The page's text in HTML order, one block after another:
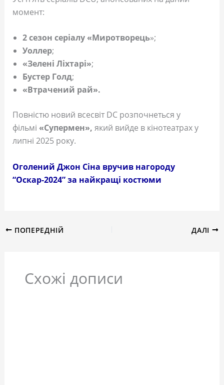
момент:
2 сезон серіалу «Миротворець»;
Уоллер;
«Зелені Ліхтарі»;
Бустер Голд;
«Втрачений рай».
Повністю новий всесвіт DC розпочнеться у
фільмі «Супермен», який вийде в кінотеатрах у
липні 2025 року.
Оголений Джон Сіна вручив нагороду
“Оскар-2024” за найкращі костюми
ПОПЕРЕДНІЙ ДАЛІ
Схожі дописи